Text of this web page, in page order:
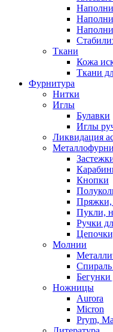
Ткани
Кожа
Ткани
Фурнитура
Нитки
Иглы
Булавки
Иглы
Ликвидация
Кнопки
Пряжки,
Пукли,
Ручки
Молнии
Спираль
Ножницы
Aurora
Micron
Prym,